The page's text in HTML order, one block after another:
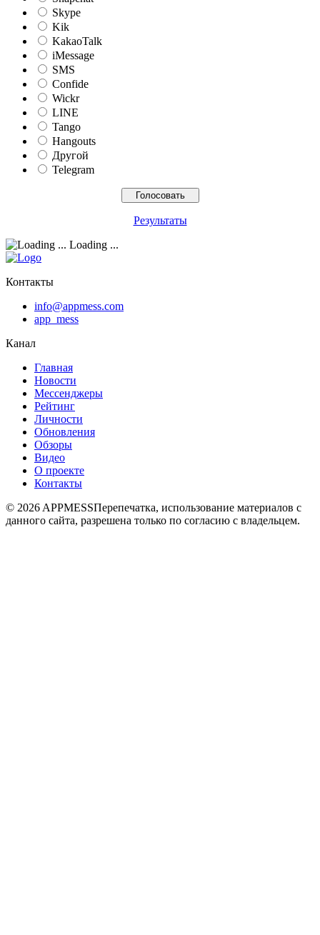
Skype
Kik
KakaoTalk
iMessage
SMS
Confide
Wickr
LINE
Tango
Hangouts
Другой
Telegram
Результаты
Loading ...
Контакты
info@appmess.com
app_mess
Канал
Главная
Новости
Мессенджеры
Рейтинг
Личности
Обновления
Обзоры
Видео
О проекте
Контакты
© 2026 APPMESSПерепечатка, использование материалов с
данного сайта, разрешена только по согласию с владельцем.